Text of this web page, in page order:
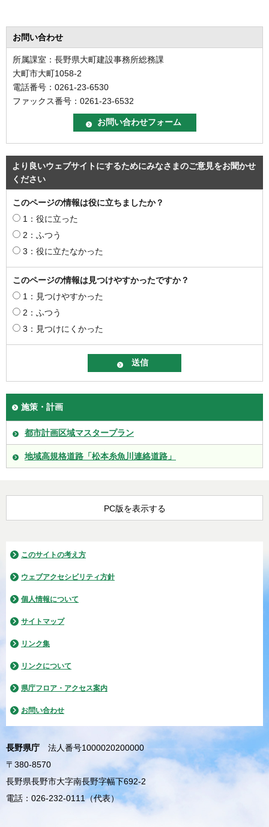
お問い合わせ
所属課室：長野県大町建設事務所総務課
大町市大町1058-2
電話番号：0261-23-6530
ファックス番号：0261-23-6532
より良いウェブサイトにするためにみなさまのご意見をお聞かせ
ください
このページの情報は役に立ちましたか？
1：役に立った
2：ふつう
3：役に立たなかった
このページの情報は見つけやすかったですか？
1：見つけやすかった
2：ふつう
3：見つけにくかった
施策・計画
都市計画区域マスタープラン
地域高規格道路「松本糸魚川連絡道路」
PC版を表示する
このサイトの考え方
ウェブアクセシビリティ方針
個人情報について
サイトマップ
リンク集
リンクについて
県庁フロア・アクセス案内
お問い合わせ
長野県庁
法人番号1000020200000
〒380-8570
長野県長野市大字南長野字幅下692-2
電話：026-232-0111（代表）